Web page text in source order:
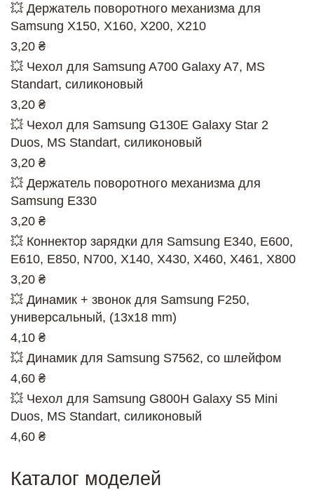
💥 Держатель поворотного механизма для
Samsung X150, X160, X200, X210
3,20 ₴
💥 Чехол для Samsung A700 Galaxy A7, MS
Standart, силиконовый
3,20 ₴
💥 Чехол для Samsung G130E Galaxy Star 2
Duos, MS Standart, силиконовый
3,20 ₴
💥 Держатель поворотного механизма для
Samsung E330
3,20 ₴
💥 Коннектор зарядки для Samsung E340, E600,
E610, E850, N700, X140, X430, X460, X461, X800
3,20 ₴
💥 Динамик + звонок для Samsung F250,
универсальный, (13x18 mm)
4,10 ₴
💥 Динамик для Samsung S7562, со шлейфом
4,60 ₴
💥 Чехол для Samsung G800H Galaxy S5 Mini
Duos, MS Standart, силиконовый
4,60 ₴
Каталог моделей